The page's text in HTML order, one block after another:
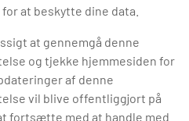
at beskytte dine data.
at gennemgå denne
og tjekke hjemmesiden for
af denne
vil blive offentliggjort på
fortsætte med at handle med